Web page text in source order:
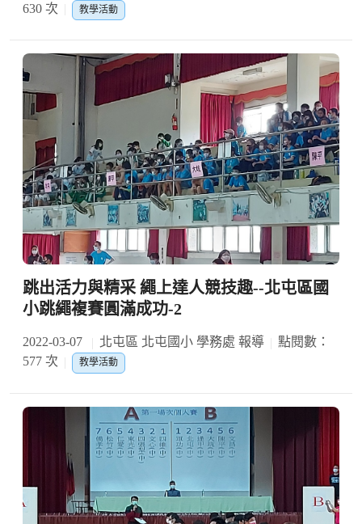
630 次
教學活動
跳出活力與精采 繩上達人競技趣--北屯區國
小跳繩複賽圓滿成功-2
2022-03-07 北屯區 北屯國小 學務處 報導
點閱數：
577 次
教學活動